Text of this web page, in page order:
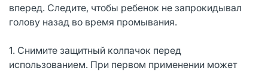
вперед. Следите, чтобы ребенок не запрокидывал
голову назад во время промывания.
1. Снимите защитный колпачок перед
использованием. При первом применении может